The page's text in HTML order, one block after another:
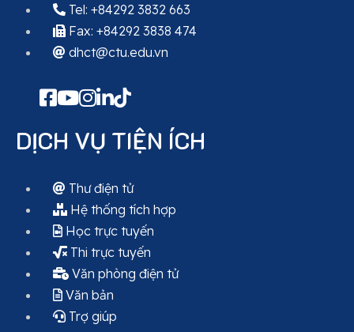
Tel: +84292 3832 663
Fax: +84292 3838 474
dhct@ctu.edu.vn
DỊCH VỤ TIỆN ÍCH
Thư điện tử
Hệ thống tích hợp
Học trực tuyến
Thi trực tuyến
Văn phòng điện tử
Văn bản
Trợ giúp